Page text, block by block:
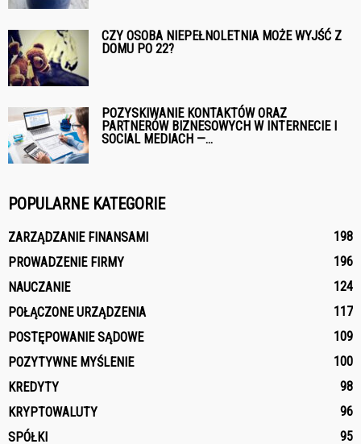
CZY OSOBA NIEPEŁNOLETNIA MOŻE WYJŚĆ Z
DOMU PO 22?
POZYSKIWANIE KONTAKTÓW ORAZ
PARTNERÓW BIZNESOWYCH W INTERNECIE I
SOCIAL MEDIACH —...
POPULARNE KATEGORIE
ZARZĄDZANIE FINANSAMI
198
PROWADZENIE FIRMY
196
NAUCZANIE
124
POŁĄCZONE URZĄDZENIA
117
POSTĘPOWANIE SĄDOWE
109
POZYTYWNE MYŚLENIE
100
KREDYTY
98
KRYPTOWALUTY
96
SPÓŁKI
95